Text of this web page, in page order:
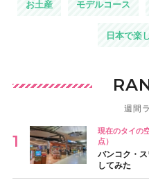
お土産 モデルコース
日本で楽
週間
現在のタイの
点）
バンコク・
してみた